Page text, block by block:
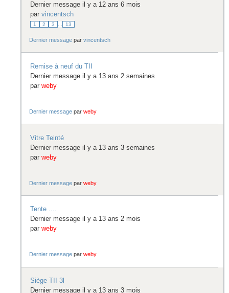
Dernier message il y a 12 ans 6 mois
par vincentsch
1 2 3 13
Dernier message parvincentsch
Remise à neuf du TII
Dernier message il y a 13 ans 2 semaines
par weby
Dernier message parweby
Vitre Teinté
Dernier message il y a 13 ans 3 semaines
par weby
Dernier message parweby
Tente ....
Dernier message il y a 13 ans 2 mois
par weby
Dernier message parweby
Siège TII 3l
Dernier message il y a 13 ans 3 mois